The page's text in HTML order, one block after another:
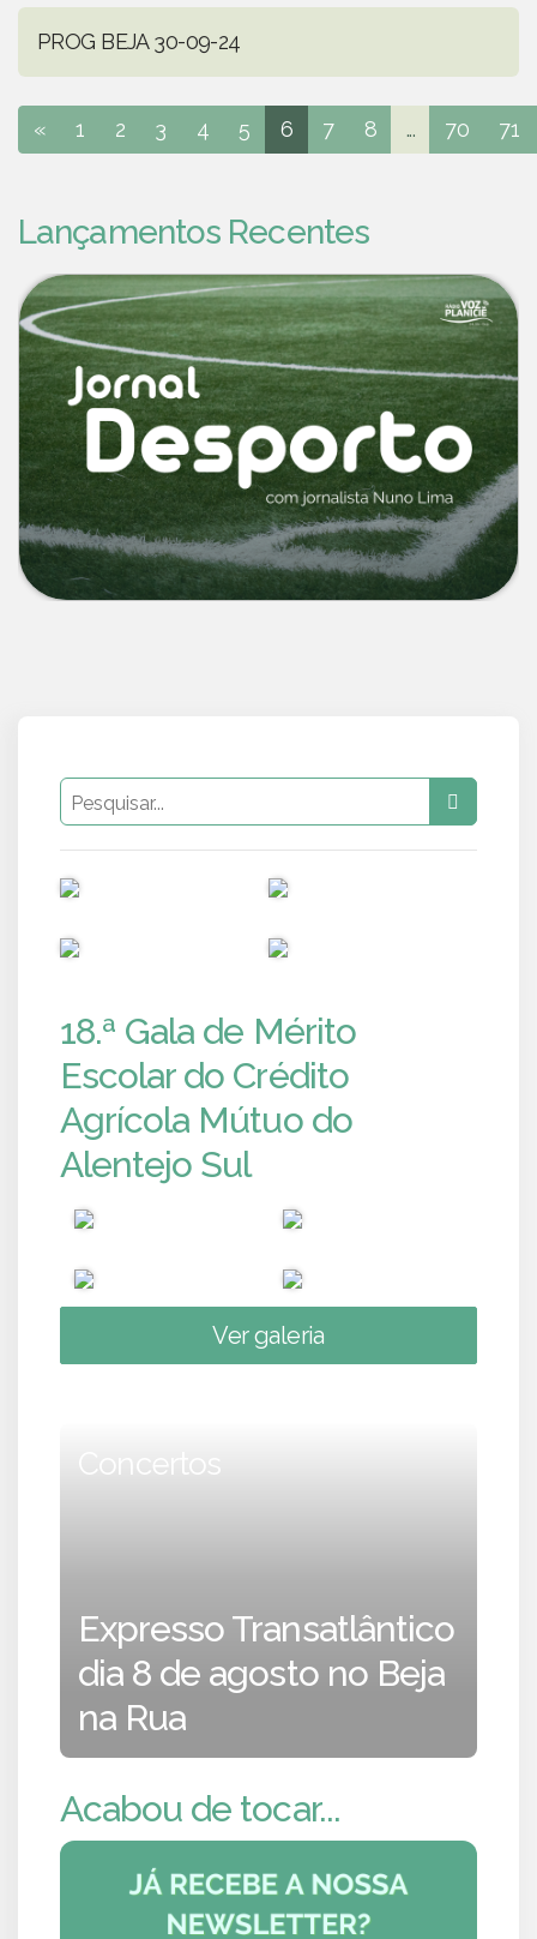
PROG BEJA 30-09-24
« 1 2 3 4 5 6 7 8 ... 70 71
Lançamentos Recentes
18.ª Gala de Mérito
Escolar do Crédito
Agrícola Mútuo do
Alentejo Sul
Ver galeria
Concertos
Expresso Transatlântico
dia 8 de agosto no Beja
na Rua
Acabou de tocar...